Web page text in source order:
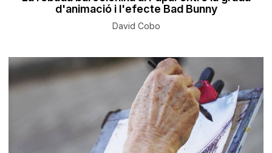
d'animació i l'efecte Bad Bunny
David Cobo